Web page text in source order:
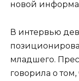
новой
В интервью
младшего.
говорила о том,